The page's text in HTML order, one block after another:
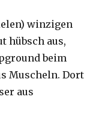
winzigen
hübsch aus,
beim
Muscheln. Dort
aus